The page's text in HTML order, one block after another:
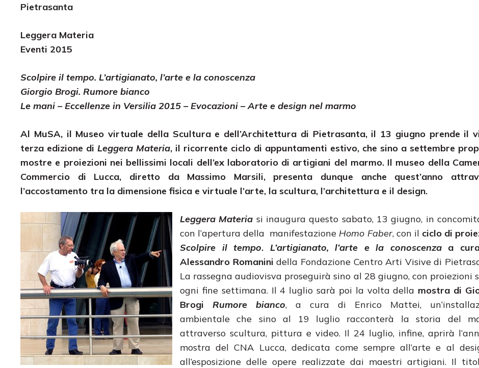
Pietrasanta
Leggera Materia
Eventi 2015
Scolpire il tempo. L’artigianato, l’arte e la conoscenza
Giorgio Brogi. Rumore bianco
Le mani – Eccellenze in Versilia 2015 – Evocazioni – Arte e design nel marmo
Al MuSA, il Museo virtuale della Scultura e dell’Architettura di Pietrasanta, il 13 giugno prende il
terza edizione di Leggera Materia, il ricorrente ciclo di appuntamenti estivo, che sino a settembre
mostre e proiezioni nei bellissimi locali dell’ex laboratorio di artigiani del marmo. Il museo della
Commercio di Lucca, diretto da Massimo Marsili, presenta dunque anche quest’anno
l’accostamento tra la dimensione fisica e virtuale l’arte, la scultura, l’architettura e il design.
Leggera Materia si inaugura questo sabato, 13 giugno, in
con l’apertura della manifestazione Homo Faber, con il ciclo di
Scolpire il tempo. L’artigianato, l’arte e la conoscenzaa
Alessandro Romanini della Fondazione Centro Arti Visive di
La rassegna audiovisva proseguirà sino al 28 giugno, con proiezioni
ogni fine settimana. Il 4 luglio sarà poi la volta della mostra di
Brogi Rumore bianco, a cura di Enrico Mattei,
ambientale che sino al 19 luglio racconterà la storia del
attraverso scultura, pittura e video. Il 24 luglio, infine, aprirà
mostra del CNA Lucca, dedicata come sempre all’arte e al
all’esposizione delle opere realizzate dai maestri artigiani. Il